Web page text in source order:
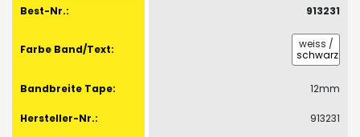
Produkte
Artikel
913231
weiss /
schwarz
12mm
913231